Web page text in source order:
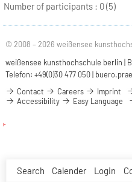
Search Calender Login
Number of participants : 0 (5)
© 2008 – 2026 weißensee
weißensee kunsthochschule berlin |
Telefon: +49(0)30 477 050 |
Contact
Careers Imprint
Accessibility
Easy Language